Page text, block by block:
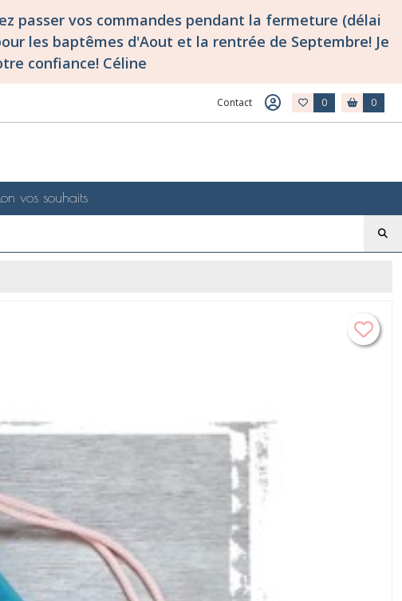
passer vos commandes pendant la fermeture (délai
les baptêmes d'Aout et la rentrée de Septembre! Je
confiance! Céline
Contact 0 0
vos souhaits